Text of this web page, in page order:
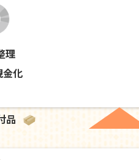
理
金化
品